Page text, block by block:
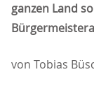
ganzen Land
von Tobias